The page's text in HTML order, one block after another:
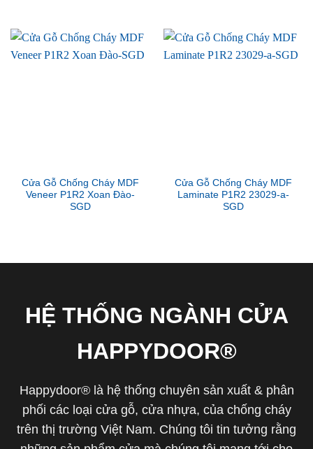
Cửa Gỗ Chống Cháy MDF
Veneer P1R2 Xoan Đào-
SGD
Cửa Gỗ Chống Cháy MDF
Laminate P1R2 23029-a-
SGD
HỆ THỐNG NGÀNH CỬA
HAPPYDOOR®
Happydoor® là hệ thống chuyên sản xuất & phân
phối các loại cửa gỗ, cửa nhựa, của chống cháy
trên thị trường Việt Nam. Chúng tôi tin tưởng rằng